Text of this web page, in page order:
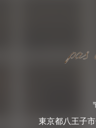
東京都八王子